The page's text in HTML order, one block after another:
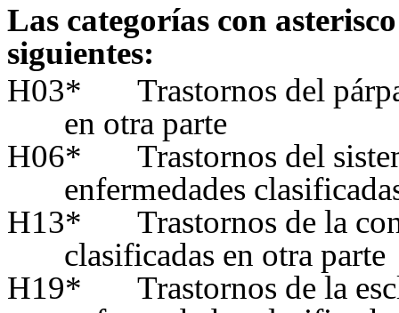
Las categorías con
siguientes:
H03*
Trastornos del
en otra parte
H06*
Trastornos del
enfermedades
H13*
Trastornos de la
clasificadas en otra parte
H19*
Trastornos de la